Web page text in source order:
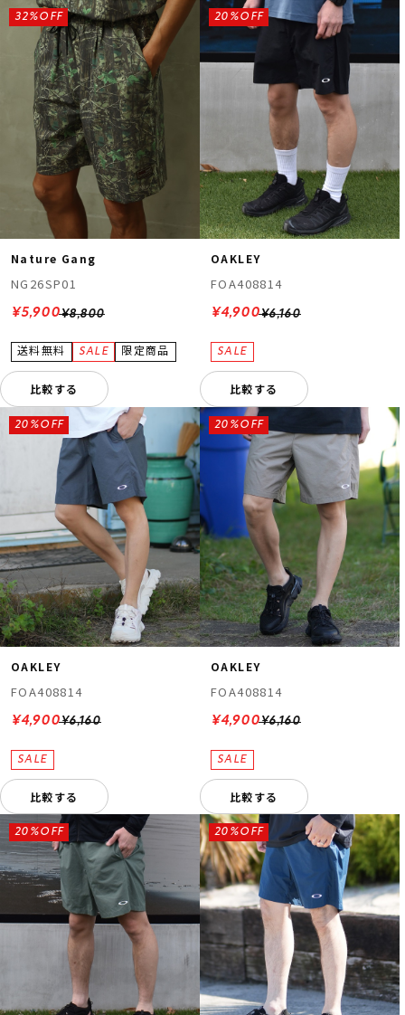
Nature Gang
NG26SP01
¥8,800
32%OFF
¥5,900
比較する
OAKLEY
FOA408814
¥6,160
20%OFF
¥4,900
比較する
OAKLEY
FOA408814
¥6,160
20%OFF
¥4,900
比較する
OAKLEY
FOA408814
¥6,160
20%OFF
¥4,900
比較する
20%OFF 20%OFF